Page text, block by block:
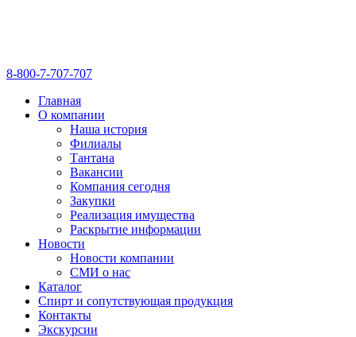
8-800-7-707-707
Главная
О компании
Наша история
Филиалы
Тантана
Вакансии
Компания сегодня
Закупки
Реализация имущества
Раскрытие информации
Новости
Новости компании
СМИ о нас
Каталог
Спирт и сопутствующая продукция
Контакты
Экскурсии